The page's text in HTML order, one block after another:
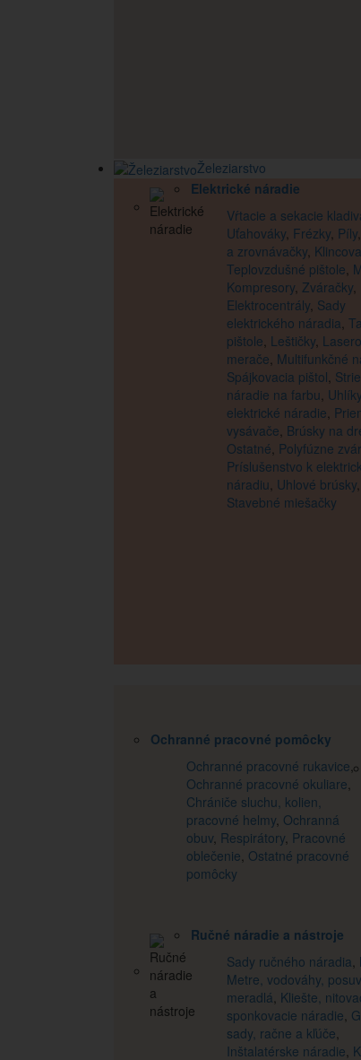
Železiarstvo
Elektrické náradie
Vŕtacie a sekacie
Uťahováky, Frézky, Píly,
a zrovnávačky,
Teplovzdušné pištole,
Kompresory, Zváračky,
Elektrocentrály, Sady
elektrického náradia,
pištole, Leštičky,
merače, Multifunkčné
Spájkovacia pištol,
náradie na farbu,
elektrické náradie,
vysávače, Brúsky na
Ostatné, Polyfúzne
Príslušenstvo k
náradiu, Uhlové brúsky,
Stavebné miešačky
Ochranné pracovné pomôcky
Ochranné pracovné rukavice,
Ochranné pracovné okuliare,
Chrániče sluchu, kolien,
pracovné helmy, Ochranná
obuv, Respirátory, Pracovné
oblečenie, Ostatné pracovné
pomôcky
Ručné náradie a nástroje
Sady ručného náradia,
Metre, vodováhy,
meradlá, Kliešte,
sponkovacie náradie,
sady, račne a kľúče,
Inštalatérske náradie,